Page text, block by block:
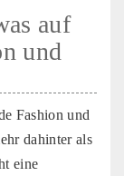
auf
und
Fashion und
dahinter als
eine